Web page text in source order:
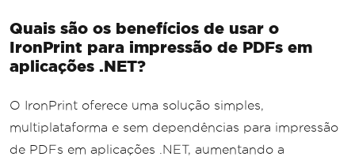
Quais são os benefícios de usar o
IronPrint para impressão de PDFs em
aplicações .NET?
O IronPrint oferece uma solução simples,
multiplataforma e sem dependências para impressão
de PDFs em aplicações .NET, aumentando a